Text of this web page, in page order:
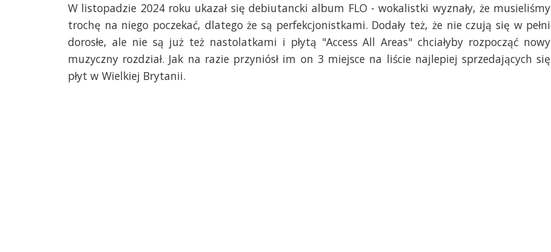
W listopadzie 2024 roku ukazał się debiutancki album FLO - wokalistki wyznały, że musieliśmy
trochę na niego poczekać, dlatego że są perfekcjonistkami. Dodały też, że nie czują się w pełni
dorosłe, ale nie są już też nastolatkami i płytą "Access All Areas" chciałyby rozpocząć nowy
muzyczny rozdział. Jak na razie przyniósł im on 3 miejsce na liście najlepiej sprzedających się
płyt w Wielkiej Brytanii.